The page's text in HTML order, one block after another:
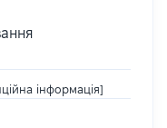
інформація]